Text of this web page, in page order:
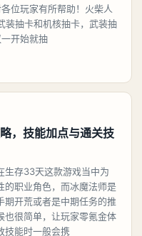
位玩家有所帮助！火柴人
装抽卡和机核抽卡，武装抽
开始就抽
，技能加点与通关技
生存33天这款游戏当中为
的职业角色，而冰魔法师是
期开荒或者是中期任务的推
也很简单，让玩家零氪金体
技能时一般会携